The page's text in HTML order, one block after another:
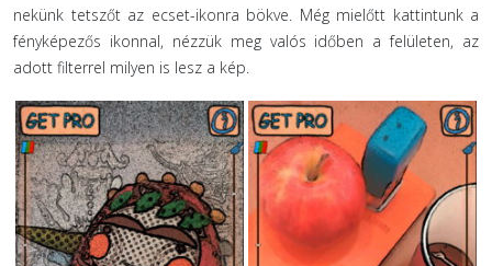
nekünk tetszőt az ecset-ikonra bökve. Még mielőtt kattintunk a
fényképezős ikonnal, nézzük meg valós időben a felületen, az
adott filterrel milyen is lesz a kép.